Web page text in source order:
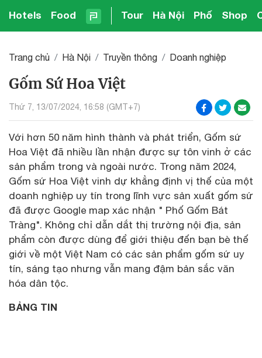
Hotels Food Tour Hà Nội Phố Shop
Trang chủ Hà Nội Truyền thông Doanh nghiệp
Gốm Sứ Hoa Việt
Thứ 7, 13/07/2024, 16:58 (GMT+7)
Với hơn 50 năm hình thành và phát triển, Gốm sứ
Hoa Việt đã nhiều lần nhận được sự tôn vinh ở các
sản phẩm trong và ngoài nước. Trong năm 2024,
Gốm sứ Hoa Việt vinh dự khẳng định vị thế của một
doanh nghiệp uy tín trong lĩnh vực sản xuất gốm sứ
đã được Google map xác nhận " Phố Gốm Bát
Tràng". Không chỉ dẫn dắt thị trường nội địa, sản
phẩm còn được dùng để giới thiệu đến bạn bè thế
giới về một Việt Nam có các sản phẩm gốm sứ uy
tín, sáng tạo nhưng vẫn mang đậm bản sắc văn
hóa dân tộc.
BẢNG TIN